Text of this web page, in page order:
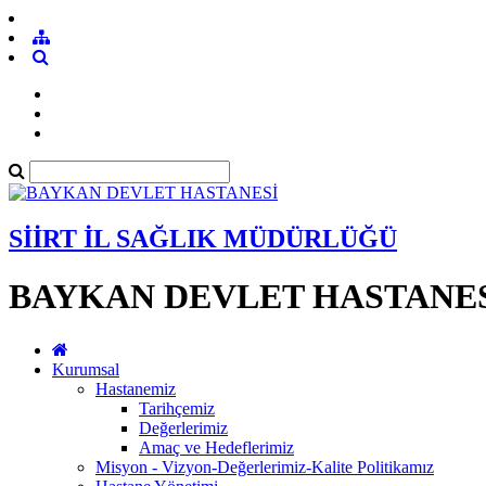
SİİRT İL SAĞLIK MÜDÜRLÜĞÜ
BAYKAN DEVLET
Kurumsal
Hastanemiz
Tarihçemiz
Değerlerimiz
Amaç ve Hedeflerimiz
Misyon - Vizyon-Değerlerimiz-Kalite Politikamız